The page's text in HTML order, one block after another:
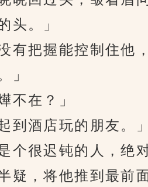
头。」
把握能控制住他
」
在？」
酒店玩的朋友。
个很迟钝的人，绝
，将他推到最前面